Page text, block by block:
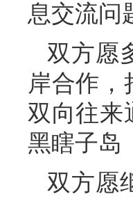
息交流问
双方愿
岸合作，
双向往来
黑瞎子岛
双方愿